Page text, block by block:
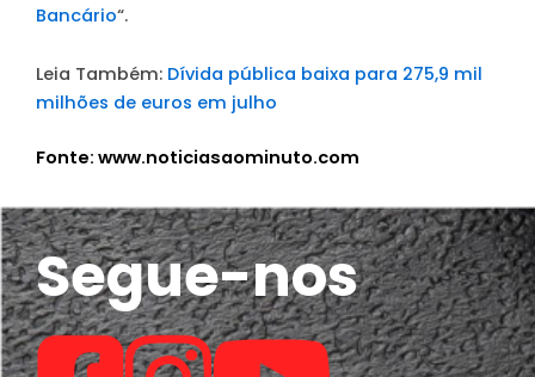
Bancário“.
Leia Também: Dívida pública baixa para 275,9 mil
milhões de euros em julho
Fonte: www.noticiasaominuto.com
Segue-nos